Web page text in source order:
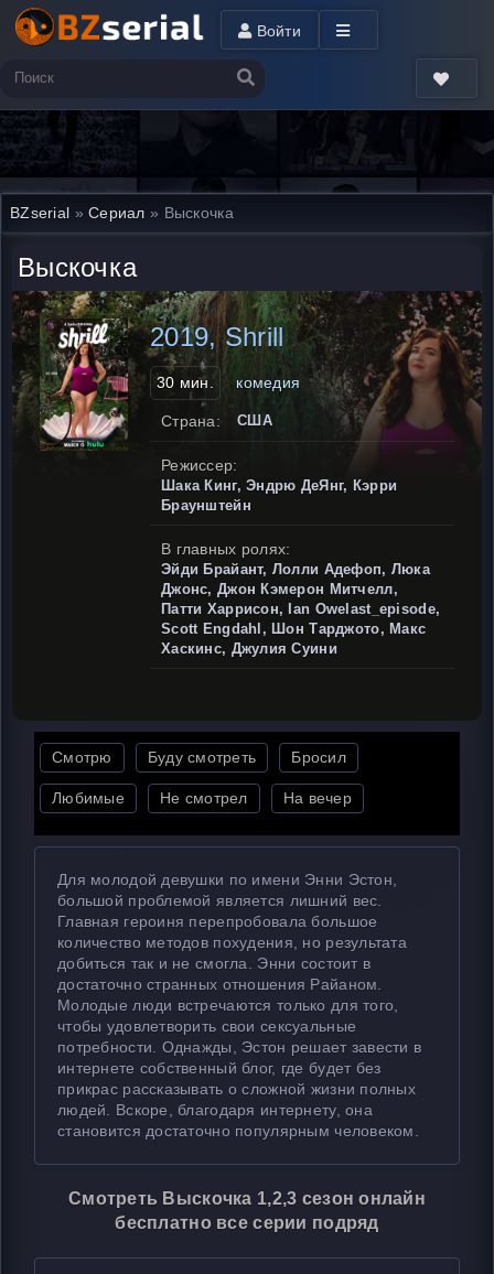
Войти
BZserial »Сериал » Выскочка
Выскочка
2019, Shrill
30 мин. комедия
Страна: США
Режиссер:
Шака Кинг, Эндрю ДеЯнг, Кэрри
Браунштейн
В главных ролях:
Эйди Брайант, Лолли Адефоп, Люка
Джонс, Джон Кэмерон Митчелл,
Патти Харрисон, Ian Owelast_episode,
Scott Engdahl, Шон Тарджото, Макс
Хаскинс, Джулия Суини
Смотрю Буду смотреть Бросил
Любимые Не смотрел На вечер
Для молодой девушки по имени Энни Эстон,
большой проблемой является лишний вес.
Главная героиня перепробовала большое
количество методов похудения, но результата
добиться так и не смогла. Энни состоит в
достаточно странных отношения Райаном.
Молодые люди встречаются только для того,
чтобы удовлетворить свои сексуальные
потребности. Однажды, Эстон решает завести в
интернете собственный блог, где будет без
прикрас рассказывать о сложной жизни полных
людей. Вскоре, благодаря интернету, она
становится достаточно популярным человеком.
Смотреть Выскочка 1,2,3 сезон онлайн
бесплатно все серии подряд